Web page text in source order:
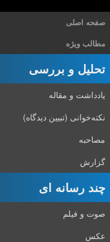
صفحه اصلی
مطالب ویژه
تحلیل و بررسی
یادداشت و مقاله
نکته‌خوانی (تبیین دیدگاه)
مصاحبه
گزارش
چند رسانه ای
صوت و فیلم
عکس